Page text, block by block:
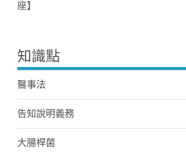
座】
知識點
醫事法
告知說明義務
大腸桿菌